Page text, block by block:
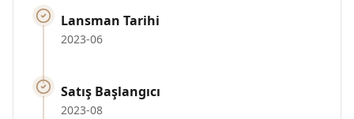
Lansman Tarihi
2023-06
Satış Başlangıcı
2023-08